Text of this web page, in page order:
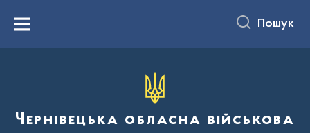
вмістуMenu Пошук
Чернівецька обласна військова